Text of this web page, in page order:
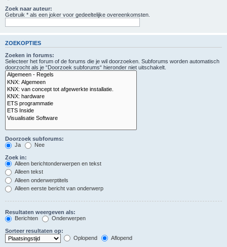
Zoek naar auteur:
Gebruik * als een joker voor gedeeltelijke overeenkomsten.
ZOEKOPTIES
Zoeken in forums:
Selecteer het forum of de forums die je wil doorzoeken. Subforums worden automatisch
doorzocht als je “Doorzoek subforums“ hieronder niet uitschakelt.
Doorzoek subforums:
Ja
Nee
Zoek in:
Alleen berichtonderwerpen en tekst
Alleen tekst
Alleen onderwerptitels
Alleen eerste bericht van onderwerp
Resultaten weergeven als:
Berichten
Onderwerpen
Sorteer resultaten op:
Oplopend
Aflopend